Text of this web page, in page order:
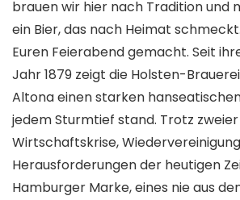
brauen wir hier nach Tradition und
ein Bier, das nach Heimat
Euren Feierabend gemacht. Seit
Jahr 1879 zeigt die Holsten-
Altona einen starken
jedem Sturmtief stand. Trotz
Wirtschaftskrise,
Herausforderungen der heutigen
Hamburger Marke, eines nie aus